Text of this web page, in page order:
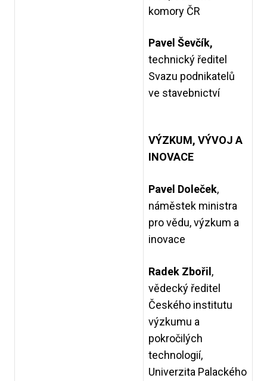
komory ČR
Pavel Ševčík,
technický ředitel
Svazu podnikatelů
ve stavebnictví
VÝZKUM, VÝVOJ A
INOVACE
Pavel Doleček,
náměstek ministra
pro vědu, výzkum a
inovace
Radek Zbořil,
vědecký ředitel
Českého institutu
výzkumu a
pokročilých
technologií,
Univerzita Palackého